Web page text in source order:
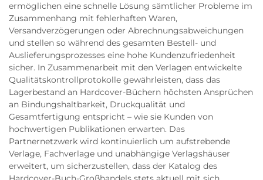
ermöglichen eine schnelle Lösung sämtlicher Probleme im
Zusammenhang mit fehlerhaften Waren,
Versandverzögerungen oder Abrechnungsabweichungen
und stellen so während des gesamten Bestell- und
Auslieferungsprozesses eine hohe Kundenzufriedenheit
sicher. In Zusammenarbeit mit den Verlagen entwickelte
Qualitätskontrollprotokolle gewährleisten, dass das
Lagerbestand an Hardcover-Büchern höchsten Ansprüchen
an Bindungshaltbarkeit, Druckqualität und
Gesamtfertigung entspricht – wie sie Kunden von
hochwertigen Publikationen erwarten. Das
Partnernetzwerk wird kontinuierlich um aufstrebende
Verlage, Fachverlage und unabhängige Verlagshäuser
erweitert, um sicherzustellen, dass der Katalog des